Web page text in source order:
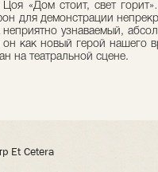
Цоя «Дом стоит, свет
для демонстрации
узнаваемый,
как новый герой нашего
на театральной сцене.
Et Cetera